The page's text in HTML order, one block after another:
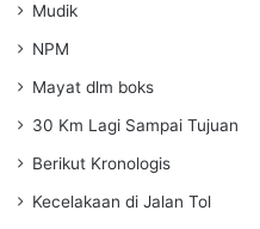
Mudik
NPM
Mayat dlm boks
30 Km Lagi Sampai Tujuan
Berikut Kronologis
Kecelakaan di Jalan Tol